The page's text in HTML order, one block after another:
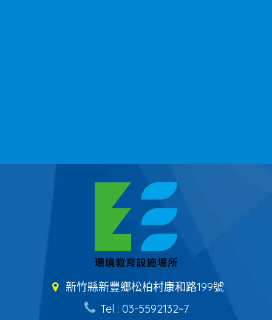
新竹縣新豐鄉松柏村康和路199號
Tel : 03-5592132~7